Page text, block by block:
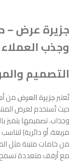
جزيرة عرض –
وجذب العملاء
التصميم
تُعتبرجزيرة العرضمن
حيث تُستخدم لعرض
وجذاب. تصميمها يتميز
مربعة، أو دائرية)
من خامات متينة مثل
مع أرفف متعددة تسمح